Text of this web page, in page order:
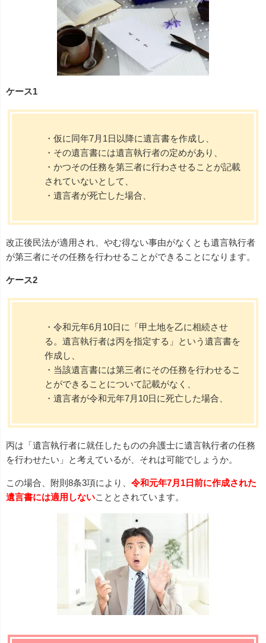
ケース1
・仮に同年7月1日以降に遺言書を作成し、
・その遺言書には遺言執行者の定めがあり、
・かつその任務を第三者に行わさせることが記載
されていないとして、
・遺言者が死亡した場合、
改正後民法が適用され、やむ得ない事由がなくとも遺言執行者
が第三者にその任務を行わせることができることになります。
ケース2
・令和元年6月10日に「甲土地を乙に相続させ
る。遺言執行者は丙を指定する」という遺言書を
作成し、
・当該遺言書には第三者にその任務を行わせるこ
とができることについて記載がなく、
・遺言者が令和元年7月10日に死亡した場合、
丙は「遺言執行者に就任したものの弁護士に遺言執行者の任務
を行わせたい」と考えているが、それは可能でしょうか。
この場合、附則8条3項により、 令和元年7月1日前に作成された
遺言書には適用しないこととされています。